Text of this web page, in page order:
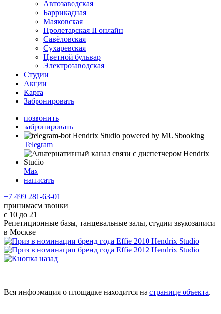
Автозаводская
Баррикадная
Маяковская
Пролетарская II онлайн
Савёловская
Сухаревская
Цветной бульвар
Электрозаводская
Студии
Акции
Карта
Забронировать
позвонить
забронировать
Telegram
Max
написать
+7 499 281-63-01
принимаем звонки
с 10 до 21
Репетиционные базы, танцевальные залы, студии звукозаписи
в Москве
Вся информация о площадке находится на странице объекта.